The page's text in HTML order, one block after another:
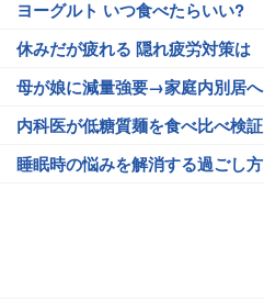
ヨーグルト いつ食べたらいい?
休みだが疲れる 隠れ疲労対策は
母が娘に減量強要→家庭内別居へ
内科医が低糖質麺を食べ比べ検証
睡眠時の悩みを解消する過ごし方